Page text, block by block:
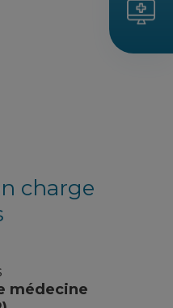
charge
médecine